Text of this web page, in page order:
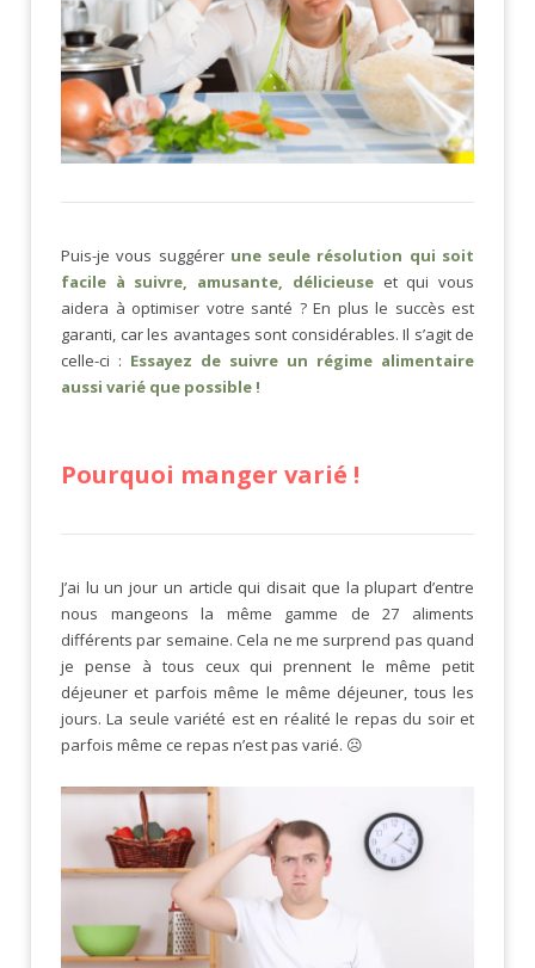
Puis-je vous suggérer une seule résolution qui soit
facile à suivre, amusante, délicieuseet qui vous
aidera à optimiser votre santé ? En plus le succès est
garanti, car les avantages sont considérables. Il s’agit de
celle-ci : Essayez de suivre un régime alimentaire
aussi varié que possible !
Pourquoi manger varié !
J’ai lu un jour un article qui disait que la plupart d’entre
nous mangeons la même gamme de 27 aliments
différents par semaine. Cela ne me surprend pas quand
je pense à tous ceux qui prennent le même petit
déjeuner et parfois même le même déjeuner, tous les
jours. La seule variété est en réalité le repas du soir et
parfois même ce repas n’est pas varié. ☹